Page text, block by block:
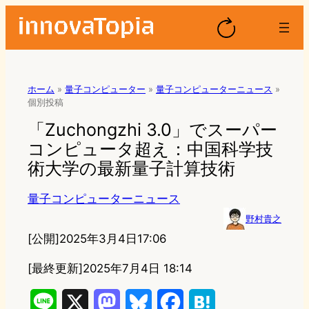
ホーム » 量子コンピューター » 量子コンピューターニュース »
個別投稿
「Zuchongzhi 3.0」でスーパー
コンピュータ超え：中国科学技
術大学の最新量子計算技術
量子コンピューターニュース
野村貴之
[公開]2025年3月4日17:06
[最終更新]2025年7月4日 18:14